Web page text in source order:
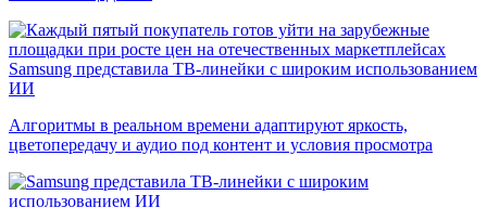
Samsung представила ТВ-линейки с широким использованием
ИИ
Алгоритмы в реальном времени адаптируют яркость,
цветопередачу и аудио под контент и условия просмотра